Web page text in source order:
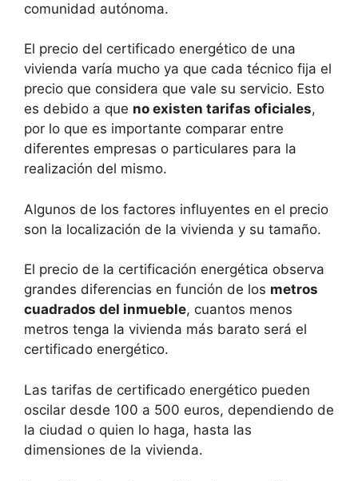
comunidad autónoma.
El precio del certificado energético de una
vivienda varía mucho ya que cada técnico fija el
precio que considera que vale su servicio. Esto
es debido a que no existen tarifas oficiales,
por lo que es importante comparar entre
diferentes empresas o particulares para la
realización del mismo.
Algunos de los factores influyentes en el precio
son la localización de la vivienda y su tamaño.
El precio de la certificación energética observa
grandes diferencias en función de los metros
cuadrados del inmueble, cuantos menos
metros tenga la vivienda más barato será el
certificado energético.
Las tarifas de certificado energético pueden
oscilar desde 100 a 500 euros, dependiendo de
la ciudad o quien lo haga, hasta las
dimensiones de la vivienda.